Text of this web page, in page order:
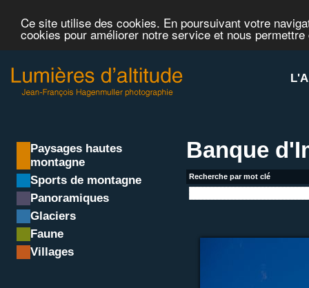
Ce site utilise des cookies. En poursuivant votre
cookies pour améliorer notre service et nous
Paysages hautes
montagne
Sports de montagne
Panoramiques
Glaciers
Faune
Villages
Banque
Recherche par mot clé